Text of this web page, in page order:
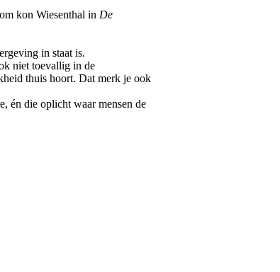
kon Wiesenthal in De
in staat is.
niet toevallig in de
thuis hoort. Dat merk je ook
én die oplicht waar mensen de